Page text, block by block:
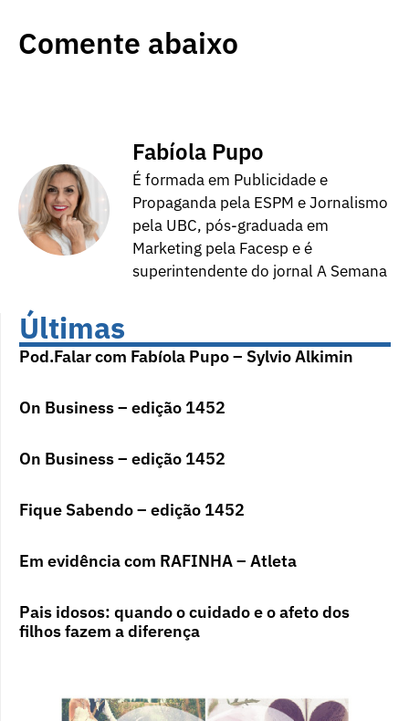
Comente abaixo
Fabíola Pupo
É formada em Publicidade e
Propaganda pela ESPM e Jornalismo
pela UBC, pós-graduada em
Marketing pela Facesp e é
superintendente do jornal A Semana
Últimas
Pod.Falar com Fabíola Pupo – Sylvio Alkimin
On Business – edição 1452
On Business – edição 1452
Fique Sabendo – edição 1452
Em evidência com RAFINHA – Atleta
Pais idosos: quando o cuidado e o afeto dos
filhos fazem a diferença